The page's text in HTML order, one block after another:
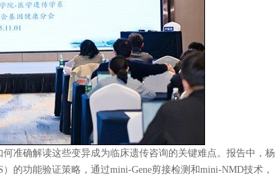
准确解读这些变异成为临床遗传咨询的关键难点。报告中，杨
的功能验证策略，通过mini-Gene剪接检测和mini-NMD技术，